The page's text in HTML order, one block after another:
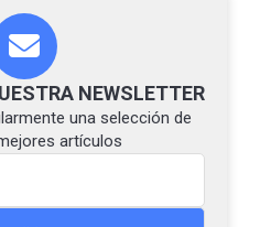
NEWSLETTER
una selección de
artículos